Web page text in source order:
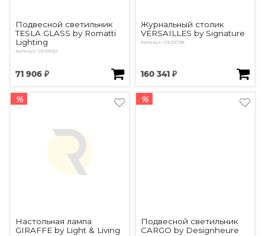
Подвесной светильник
TESLA GLASS by Romatti
Lighting
Артикул: OPD1632
71 906 ₽
Журнальный столик
VERSAILLES by Signature
Артикул: OSZ5738
160 341 ₽
%
Настольная лампа
GIRAFFE by Light & Living
%
Подвесной светильник
CARGO by Designheure